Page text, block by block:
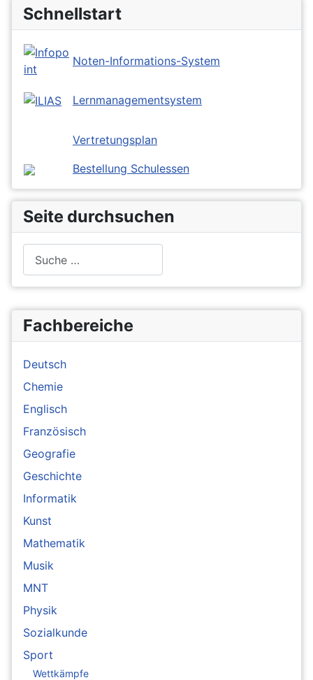
Fachbereiche
Deutsch
Chemie
Englisch
Französisch
Geografie
Geschichte
Informatik
Kunst
Mathematik
Musik
MNT
Physik
Sozialkunde
Sport
Wettkämpfe
Schnellstart
Noten-Informations-System
Lernmanagementsystem
Vertretungsplan
Bestellung Schulessen
Seite durchsuchen